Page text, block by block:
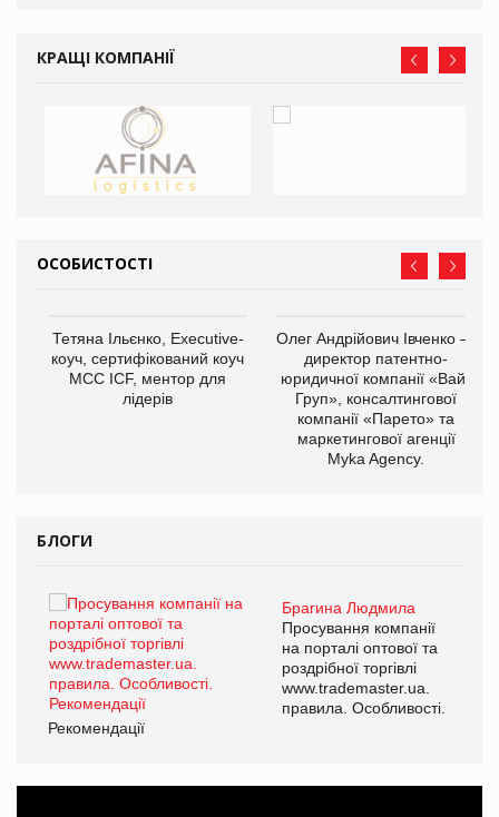
КРАЩІ КОМПАНІЇ
ОСОБИСТОСТІ
Тетяна Ільєнко, Executive-
коуч, сертифікований коуч
МСС ICF, ментор для
лідерів
Олег Андрійович Івченко —
директор патентно-
юридичної компанії «Вайз
Груп», консалтингової
компанії «Парето» та
маркетингової агенції
Myka Agency.
БЛОГИ
Брагина Людмила
Просування компанії
на порталі оптової та
роздрібної торгівлі
www.trademaster.ua.
правила. Особливості.
Рекомендації